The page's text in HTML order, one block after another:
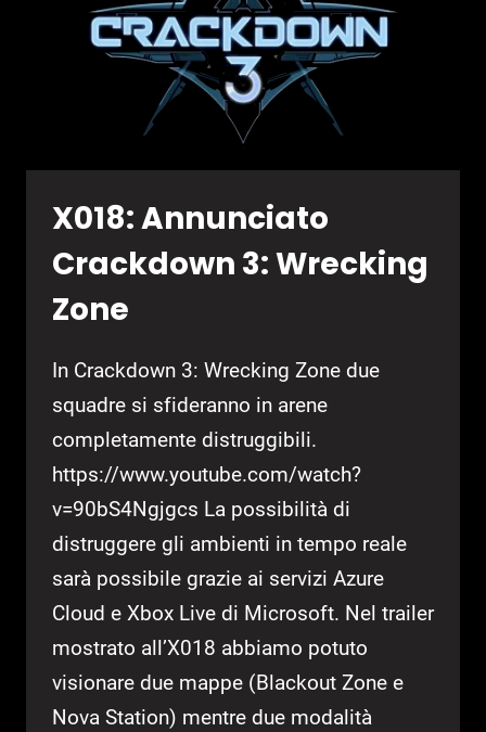
X018: Annunciato
Crackdown 3: Wrecking
Zone
In Crackdown 3: Wrecking Zone due
squadre si sfideranno in arene
completamente distruggibili.
https://www.youtube.com/watch?
v=90bS4Ngjgcs La possibilità di
distruggere gli ambienti in tempo reale
sarà possibile grazie ai servizi Azure
Cloud e Xbox Live di Microsoft. Nel trailer
mostrato all’X018 abbiamo potuto
visionare due mappe (Blackout Zone e
Nova Station) mentre due modalità